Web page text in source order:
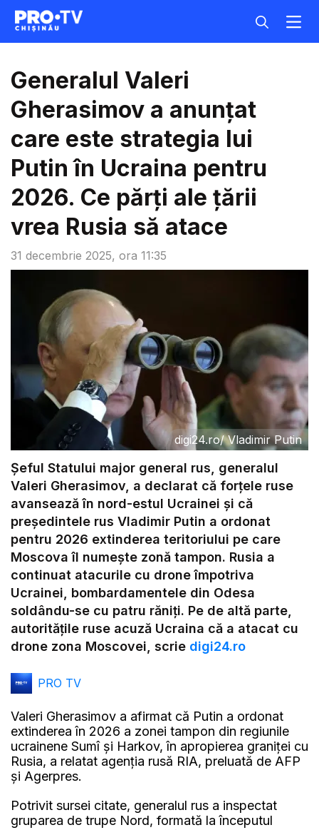
31 decembrie 2025, ora 11:35
Generalul Valeri
Gherasimov a anunțat
care este strategia lui
Putin în Ucraina pentru
2026. Ce părți ale țării
vrea Rusia să atace
digi24.ro/Vladimir Putin
Şeful Statului major general rus, generalul
Valeri Gherasimov, a declarat că forţele ruse
avansează în nord-estul Ucrainei şi că
preşedintele rus Vladimir Putin a ordonat
pentru 2026 extinderea teritoriului pe care
Moscova îl numeşte zonă tampon. Rusia a
continuat atacurile cu drone împotriva
Ucrainei, bombardamentele din Odesa
soldându-se cu patru răniți. Pe de altă parte,
autoritățile ruse acuză Ucraina că a atacat cu
drone zona Moscovei, scrie digi24.ro
PRO TV
Valeri Gherasimov a afirmat că Putin a ordonat
extinderea în 2026 a zonei tampon din regiunile
ucrainene Sumî şi Harkov, în apropierea graniţei cu
Rusia, a relatat agenția rusă RIA, preluată de AFP
și Agerpres.
Potrivit sursei citate, generalul rus a inspectat
gruparea de trupe Nord, formată la începutul